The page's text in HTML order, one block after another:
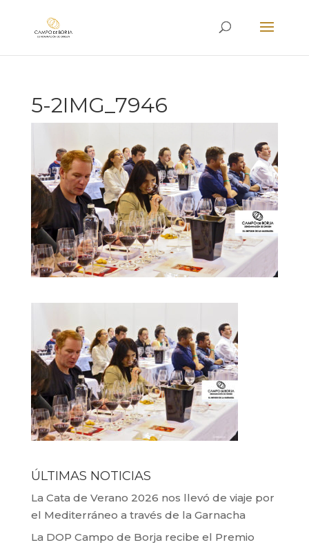
5-2IMG_7946
ÚLTIMAS NOTICIAS
La Cata de Verano 2026 nos llevó de viaje por
el Mediterráneo a través de la Garnacha
La DOP Campo de Borja recibe el Premio